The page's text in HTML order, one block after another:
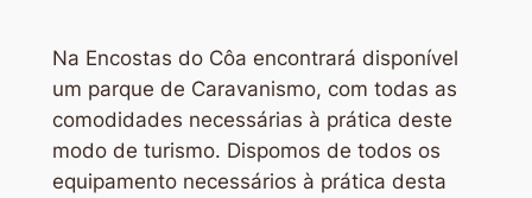
Na Encostas do Côa encontrará disponível
um parque de Caravanismo, com todas as
comodidades necessárias à prática deste
modo de turismo. Dispomos de todos os
equipamento necessários à prática desta